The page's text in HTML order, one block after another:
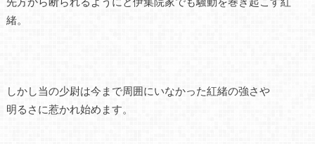
緒。
しかし当の少尉は今まで周囲にいなかった紅緒の強さや
明るさに惹かれ始めます。